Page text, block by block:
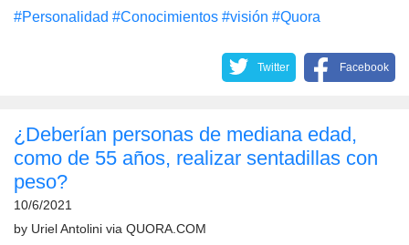
#Personalidad #Conocimientos #visión #Quora
Twitter Facebook
¿Deberían personas de mediana edad,
como de 55 años, realizar sentadillas con
peso?
10/6/2021
by Uriel Antolini via QUORA.COM